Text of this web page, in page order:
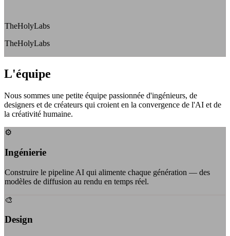
TheHolyLabs
TheHolyLabs
L'équipe
Nous sommes une petite équipe passionnée d'ingénieurs, de
designers et de créateurs qui croient en la convergence de l'AI et de
la créativité humaine.
⚙️
Ingénierie
Construire le pipeline AI qui alimente chaque génération — des
modèles de diffusion au rendu en temps réel.
🎨
Design